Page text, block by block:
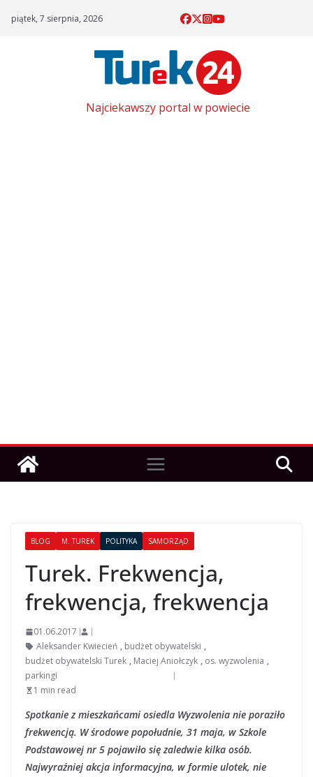
piątek, 7 sierpnia, 2026
Najciekawszy portal w powiecie
BLOG M. TUREK POLITYKA SAMORZĄD
Turek. Frekwencja,
frekwencja, frekwencja
01.06.2017
Aleksander Kwiecień , budżet obywatelski ,
budżet obywatelski Turek , Maciej Aniołczyk , os. wyzwolenia ,
parkingi
1 min read
Spotkanie z mieszkańcami osiedla Wyzwolenia nie poraziło
frekwencją. W środowe popołudnie, 31 maja, w Szkole
Podstawowej nr 5 pojawiło się zaledwie kilka osób.
Najwyraźniej akcja informacyjna, w formie ulotek, nie